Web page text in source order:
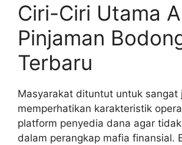
Ciri-Ciri Utama
Pinjaman
Terbaru
Masyarakat dituntut untuk sangat
memperhatikan karakteristik
platform penyedia dana agar
dalam perangkap mafia finansial.